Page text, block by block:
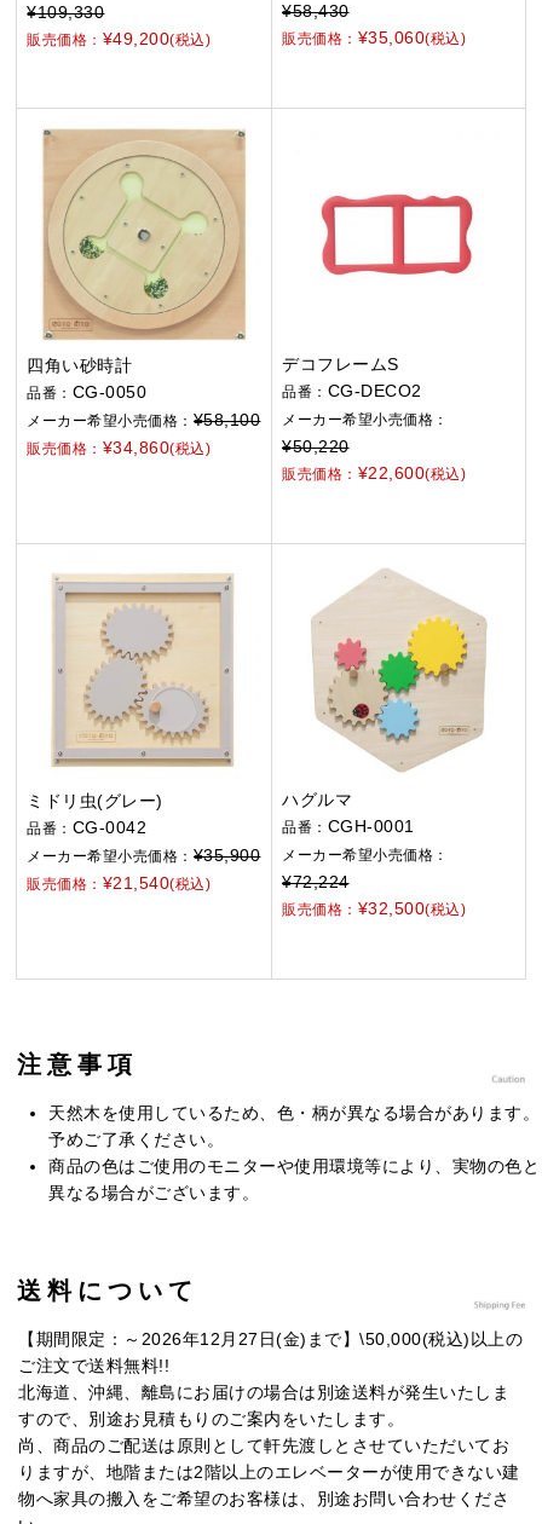
¥109,330
販売価格： ¥49,200(税込)
¥58,430
販売価格： ¥35,060(税込)
四角い砂時計
品番： CG-0050
メーカー希望小売価格： ¥58,100
販売価格： ¥34,860(税込)
デコフレームS
品番： CG-DECO2
メーカー希望小売価格：
¥50,220
販売価格： ¥22,600(税込)
ミドリ虫(グレー)
品番： CG-0042
メーカー希望小売価格： ¥35,900
販売価格： ¥21,540(税込)
ハグルマ
品番： CGH-0001
メーカー希望小売価格：
¥72,224
販売価格： ¥32,500(税込)
注意事項
天然木を使用しているため、色・柄が異なる場合があります。
予めご了承ください。
商品の色はご使用のモニターや使用環境等により、実物の色と
異なる場合がございます。
送料について
【期間限定：～2026年12月27日(金)まで】\50,000(税込)以上の
ご注文で送料無料!!
北海道、沖縄、離島にお届けの場合は別途送料が発生いたしま
すので、別途お見積もりのご案内をいたします。
尚、商品のご配送は原則として軒先渡しとさせていただいてお
りますが、地階または2階以上のエレベーターが使用できない建
物へ家具の搬入をご希望のお客様は、別途お問い合わせくださ